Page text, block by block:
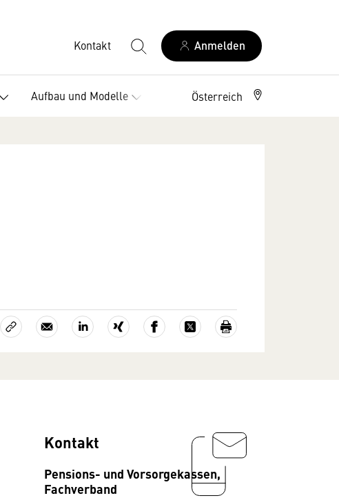
Kontakt Anmelden
Aufbau und Modelle VorteileÖsterreich
Kontakt
Pensions- und Vorsorgekassen,
Fachverband